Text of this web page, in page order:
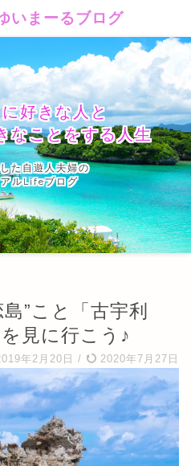
いまーるブログ
好きな人と
なことをする人生
た自遊人夫婦の
ルLifeブログ
島”こと「古宇利
見に行こう♪
年2月20日 / 2020年7月27日